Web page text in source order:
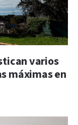
varios
máximas en